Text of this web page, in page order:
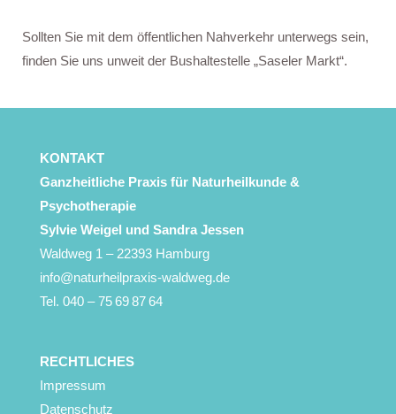
Sollten Sie mit dem öffentlichen Nahverkehr unterwegs sein,
finden Sie uns unweit der Bushaltestelle „Saseler Markt“.
KONTAKT
Ganzheitliche Praxis für Naturheilkunde &
Psychotherapie
Sylvie Weigel und Sandra Jessen
Waldweg 1 – 22393 Hamburg
info@naturheilpraxis-waldweg.de
Tel. 040 – 75 69 87 64
RECHTLICHES
Impressum
Datenschutz